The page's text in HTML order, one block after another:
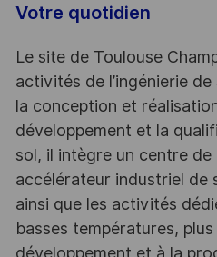
Votre quotidien
Le site de Toulouse
activités de l’ingénierie
la conception et
développement et la
sol, il intègre un centre
accélérateur industriel
ainsi que les activités
basses températures,
développement et à la